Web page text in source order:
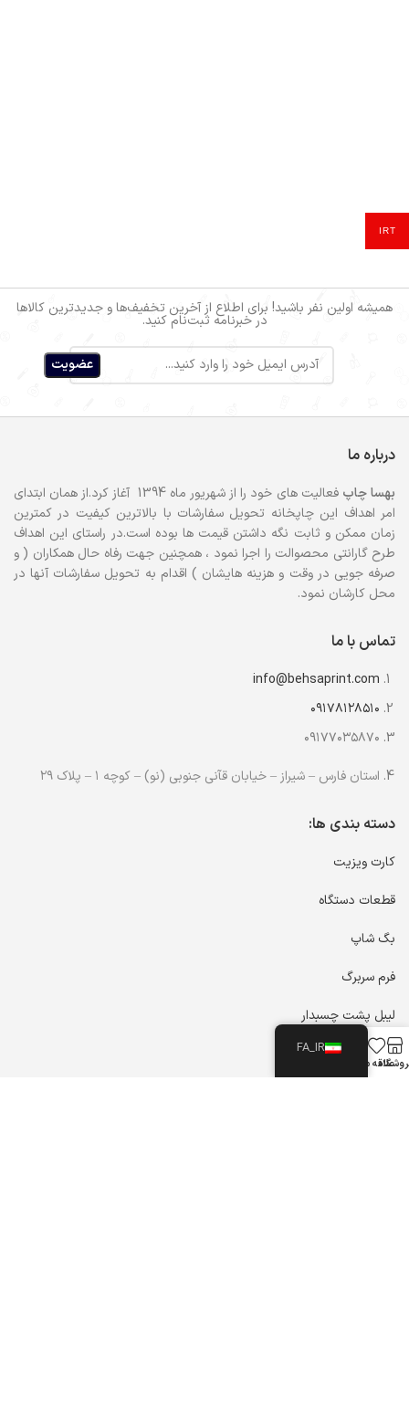
همیشه اولین نفر باشید! برای اطلاع از آخرین تخفیف‌ها و جدیدترین کالاها
در خبرنامه ثبت‌نام کنید.
درباره ما
بهساچاپ
فعالیت های خود را از شهریور ماه 1394 آغاز کرد.از همان ابتدای
امر اهداف این چاپخانه تحویل سفارشات با بالاترین کیفیت در کمترین
زمان ممکن و ثابت نگه داشتن قیمت ها بوده است.در راستای این اهداف
طرح گارانتی محصوالت را اجرا نمود ، همچنین جهت رفاه حال همکاران ( و
صرفه جویی در وقت و هزینه هایشان ) اقدام به تحویل سفارشات آنها در
محل کارشان نمود.
تماس با ما
info@behsaprint.com
۰۹۱۷۸۱۲۸۵۱۰
۰۹۱۷۷۰۳۵۸۷۰
استان فارس – شیراز – خیابان قآنی جنوبی (نو) – کوچه ۱ – پلاک ۲۹
دسته بندی ها:
کارت ویزیت
قطعات دستگاه
بگ شاپ
فرم سربرگ
لیبل پشت چسبدار
FA_IR
IRT
علاقه مندی